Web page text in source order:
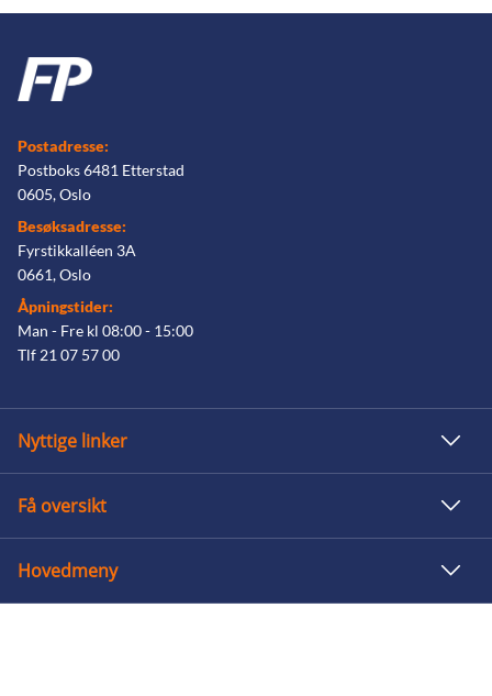
Nyttige linker
Få oversikt
Hovedmeny
Postadresse:
Postboks 6481 Etterstad
0605, Oslo
Besøksadresse:
Fyrstikkalléen 3A
0661, Oslo
Åpningstider:
Man - Fre kl 08:00 - 15:00
Tlf 21 07 57 00